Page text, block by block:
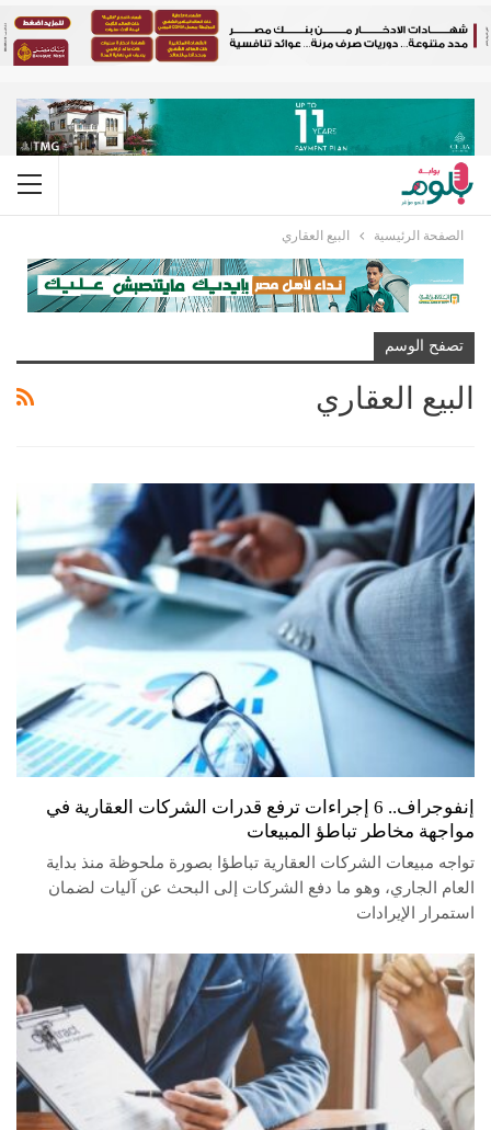
الصفحة الرئيسية البيع العقاري
تصفح الوسم
البيع العقاري
إنفوجراف.. ‏6 إجراءات ترفع قدرات الشركات العقارية في
مواجهة مخاطر تباطؤ ‏المبيعات
تواجه مبيعات الشركات العقارية تباطؤا بصورة ملحوظة منذ بداية
العام الجاري، وهو ما دفع الشركات إلى البحث عن آليات لضمان
استمرار الإيرادات